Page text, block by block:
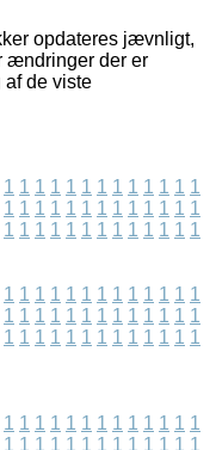
opdateres jævnligt,
ændringer der er
af de viste
1 1 1 1 1 1 1 1 1 1 1 1 1
1 1 1 1 1 1 1 1 1 1 1 1 1
1 1 1 1 1 1 1 1 1 1 1 1 1
1 1 1 1 1 1 1 1 1 1 1 1 1
1 1 1 1 1 1 1 1 1 1 1 1 1
1 1 1 1 1 1 1 1 1 1 1 1 1
1 1 1 1 1 1 1 1 1 1 1 1 1
1 1 1 1 1 1 1 1 1 1 1 1 1